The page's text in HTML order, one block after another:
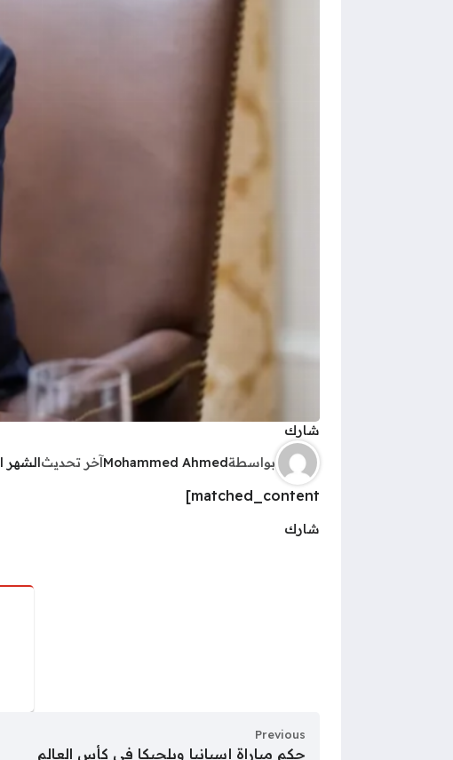
شارك
بواسطةMohammed Ahmedآخر تحديثالشهر
matched_content]
شارك
Previous
حكم مباراة إسبانيا وبلجيكا في كأس العالم